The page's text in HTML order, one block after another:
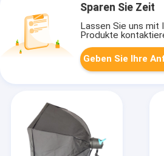
Sparen Sie Zeit
Lassen Sie uns mit
Produkte
Geben Sie Ihre